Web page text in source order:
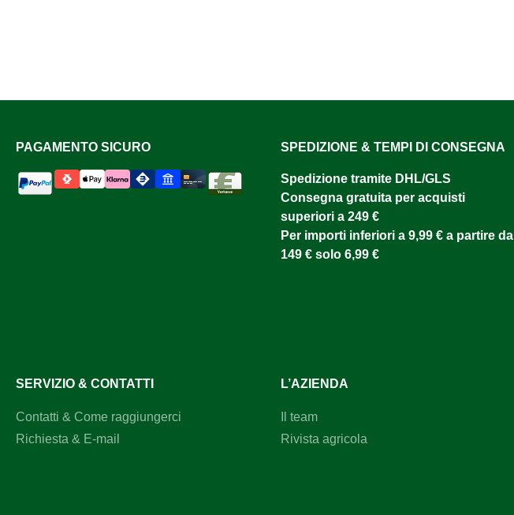
PAGAMENTO SICURO SPEDIZIONE & TEMPI DI CONSEGNA
Spedizione tramite DHL/GLS ​
Consegna gratuita per acquisti
superiori a 249 €
Per importi inferiori a 9,99 € a partire da
149 € solo 6,99 €
SERVIZIO & CONTATTI
Contatti & Come raggiungerci
Richiesta & E-mail
L’AZIENDA
Il team
Rivista agricola